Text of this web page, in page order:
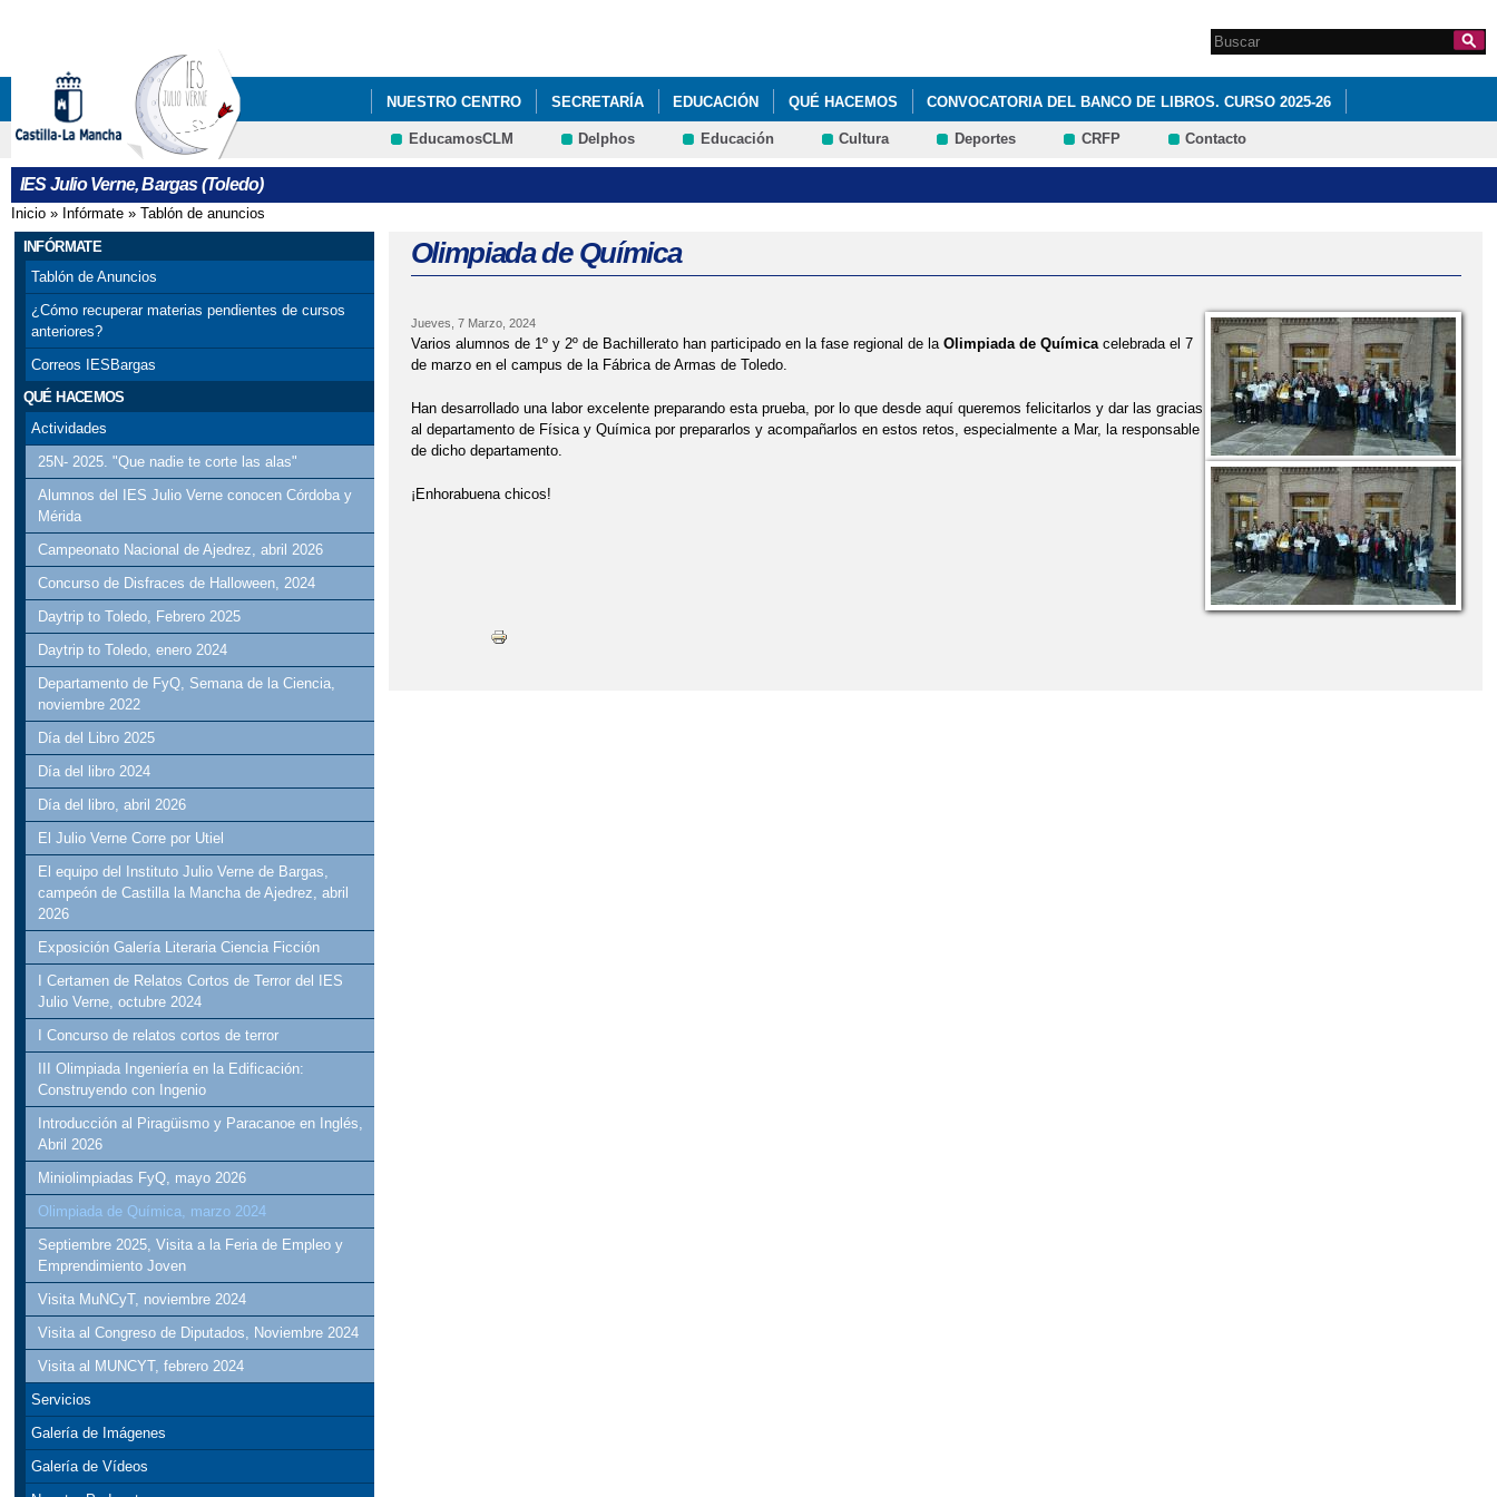
Formulario de
búsqueda
Search this site
NUESTRO CENTRO SECRETARÍA EDUCACIÓN QUÉ HACEMOS CONVOCATORIA DEL BANCO DE LIBROS. CURSO 2025-26
LIBROS DE TEXTO PARA EL CURSO 2024-25
EducamosCLM Delphos Educación Cultura Deportes CRFP Contacto
IES Julio Verne, Bargas (Toledo)
Se encuentra usted aquí
Inicio » Infórmate » Tablón de anuncios
INFÓRMATE
Tablón de Anuncios
¿Cómo recuperar materias pendientes de cursos
anteriores?
Correos IESBargas
QUÉ HACEMOS
Actividades
25N- 2025. "Que nadie te corte las alas"
Alumnos del IES Julio Verne conocen Córdoba y
Mérida
Campeonato Nacional de Ajedrez, abril 2026
Concurso de Disfraces de Halloween, 2024
Daytrip to Toledo, Febrero 2025
Daytrip to Toledo, enero 2024
Departamento de FyQ, Semana de la Ciencia,
noviembre 2022
Día del Libro 2025
Día del libro 2024
Día del libro, abril 2026
El Julio Verne Corre por Utiel
El equipo del Instituto Julio Verne de Bargas,
campeón de Castilla la Mancha de Ajedrez, abril
2026
Exposición Galería Literaria Ciencia Ficción
I Certamen de Relatos Cortos de Terror del IES
Julio Verne, octubre 2024
I Concurso de relatos cortos de terror
III Olimpiada Ingeniería en la Edificación:
Construyendo con Ingenio
Introducción al Piragüismo y Paracanoe en Inglés,
Abril 2026
Miniolimpiadas FyQ, mayo 2026
Olimpiada de Química, marzo 2024
Septiembre 2025, Visita a la Feria de Empleo y
Emprendimiento Joven
Visita MuNCyT, noviembre 2024
Visita al Congreso de Diputados, Noviembre 2024
Visita al MUNCYT, febrero 2024
Servicios
Galería de Imágenes
Galería de Vídeos
Olimpiada de Química
Jueves, 7 Marzo, 2024
Varios alumnos de 1º y 2º de Bachillerato han participado en la fase regional de la Olimpiada de Químicacelebrada el 7
de marzo en el campus de la Fábrica de Armas de Toledo.
Han desarrollado una labor excelente preparando esta prueba, por lo que desde aquí queremos felicitarlos y dar las gracias
al departamento de Física y Química por prepararlos y acompañarlos en estos retos, especialmente a Mar, la responsable
de dicho departamento.
¡Enhorabuena chicos!